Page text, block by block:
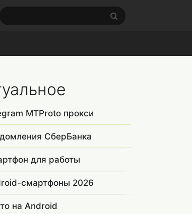
MTProto прокси
СберБанка
для работы
смартфоны 2026
на Android